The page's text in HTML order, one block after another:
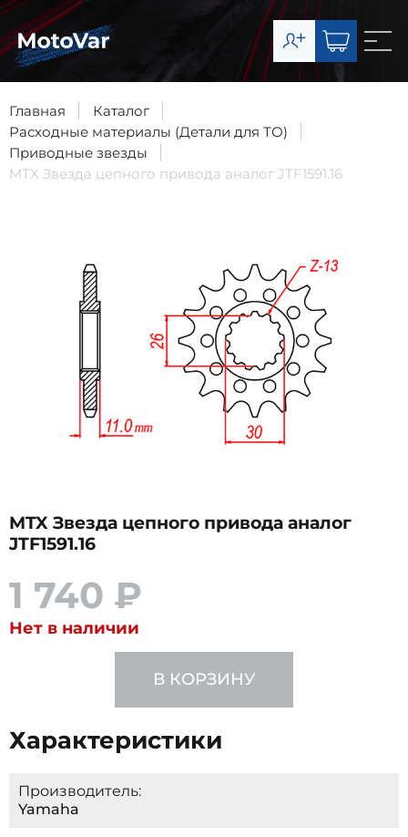
О компании
Доставка и оплата
8-903-003-07-11
Запчасти
8-977-492-65-63
Сервис
Главная
Каталог
Расходные материалы (Детали для ТО)
Приводные звезды
MTX Звезда цепного привода аналог JTF1591.16
MTX Звезда цепного привода аналог
JTF1591.16
1 740 ₽
Нет в наличии
В КОРЗИНУ
Характеристики
Производитель:
Yamaha